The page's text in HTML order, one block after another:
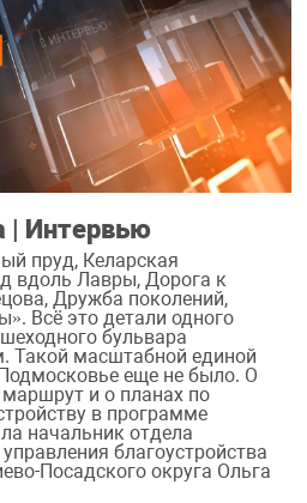
| Интервью
пруд, Келарская
вдоль Лавры, Дорога к
Дружба поколений,
Всё это детали одного
бульвара
Такой масштабной единой
еще не было. О
и о планах по
в программе
начальник отдела
благоустройства
Посадского округа Ольга